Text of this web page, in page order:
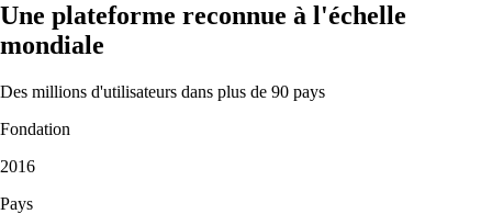
Une plateforme reconnue à l'échelle
mondiale
Des millions d'utilisateurs dans plus de 90 pays
Fondation
2016
Pays